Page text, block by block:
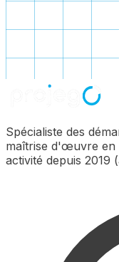
Spécialiste des
maîtrise d'œuvre en
activité depuis 2019